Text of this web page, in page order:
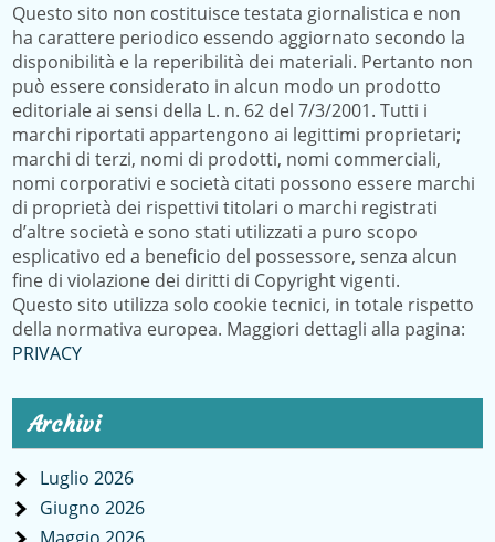
Questo sito non costituisce testata giornalistica e non
ha carattere periodico essendo aggiornato secondo la
disponibilità e la reperibilità dei materiali. Pertanto non
può essere considerato in alcun modo un prodotto
editoriale ai sensi della L. n. 62 del 7/3/2001. Tutti i
marchi riportati appartengono ai legittimi proprietari;
marchi di terzi, nomi di prodotti, nomi commerciali,
nomi corporativi e società citati possono essere marchi
di proprietà dei rispettivi titolari o marchi registrati
d’altre società e sono stati utilizzati a puro scopo
esplicativo ed a beneficio del possessore, senza alcun
fine di violazione dei diritti di Copyright vigenti.
Questo sito utilizza solo cookie tecnici, in totale rispetto
della normativa europea. Maggiori dettagli alla pagina:
PRIVACY
Archivi
Luglio 2026
Giugno 2026